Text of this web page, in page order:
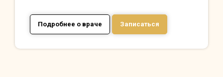
Подробнее о враче Записаться